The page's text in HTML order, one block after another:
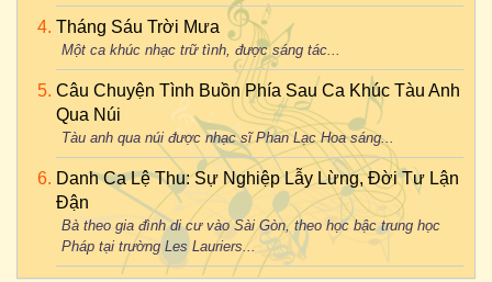
Tháng Sáu Trời Mưa
Một ca khúc nhạc trữ tình, được sáng tác...
Câu Chuyện Tình Buồn Phía Sau Ca Khúc Tàu Anh
Qua Núi
Tàu anh qua núi được nhạc sĩ Phan Lạc Hoa sáng...
Danh Ca Lệ Thu: Sự Nghiệp Lẫy Lừng, Đời Tư Lận
Đận
Bà theo gia đình di cư vào Sài Gòn, theo học bậc trung học
Pháp tại trường Les Lauriers...